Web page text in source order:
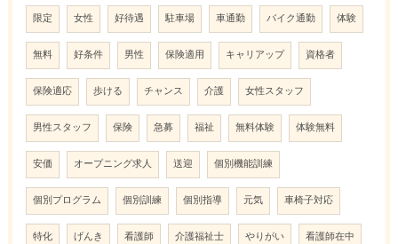
限定 女性 好待遇 駐車場 車通勤 バイク通勤 体験
無料 好条件 男性 保険適用 キャリアップ 資格者
保険適応 歩ける チャンス 介護 女性スタッフ
男性スタッフ 保険 急募 福祉 無料体験 体験無料
安価 オープニング求人 送迎 個別機能訓練
個別プログラム 個別訓練 個別指導 元気 車椅子対応
特化 げんき 看護師 介護福祉士 やりがい 看護師在中